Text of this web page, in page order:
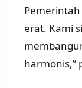
erat. Kami
harmonis,”